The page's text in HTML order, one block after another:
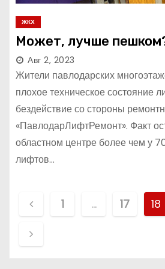
ЖКХ
Может, лучше
Авг 2, 2023
Жители павлодарских
плохое техническое состояние
бездействие со стороны
«ПавлодарЛифтРемонт». Факт
областном центре более чем у
лифтов…
г
1 … 17 18